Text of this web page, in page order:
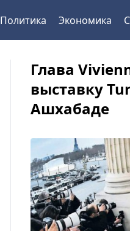
Политика Экономика
Глава
выставку
Ашхабаде